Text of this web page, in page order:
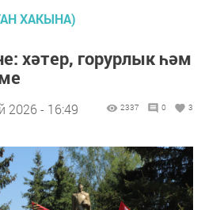
ХАКЫНА)
хәтер, горурлык һәм
2026 - 16:49 2337 0 3